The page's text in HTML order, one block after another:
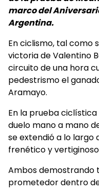
marco del
Argentina.
En ciclismo, tal como
victoria de Valentino
circuito de una hora
pedestrismo el
Aramayo.
En la prueba
duelo mano a mano
se extendió a lo largo
frenético y
Ambos demostrando
prometedor dentro